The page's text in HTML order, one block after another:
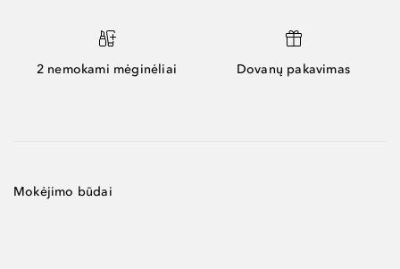
2 nemokami mėginėliai Dovanų pakavimas
Mokėjimo būdai